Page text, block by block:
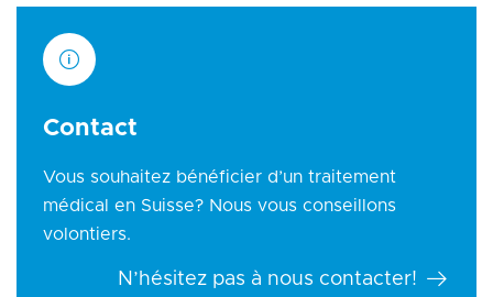
Contact
Vous souhaitez bénéficier d’un traitement
médical en Suisse? Nous vous conseillons
volontiers.
N’hésitez pas à nous contacter!